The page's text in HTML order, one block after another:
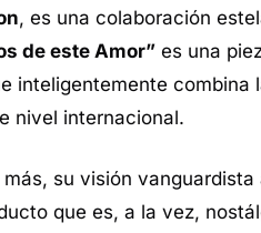
, es una colaboración
de este Amor” es una
inteligentemente combina
nivel internacional.
su visión
que es, a la vez,